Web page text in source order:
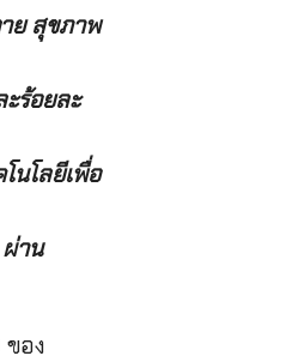
ย สุขภาพ
ร้อยละ
นโลยีเพื่อ
าน
อง